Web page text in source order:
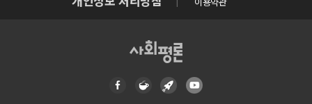
이용약관